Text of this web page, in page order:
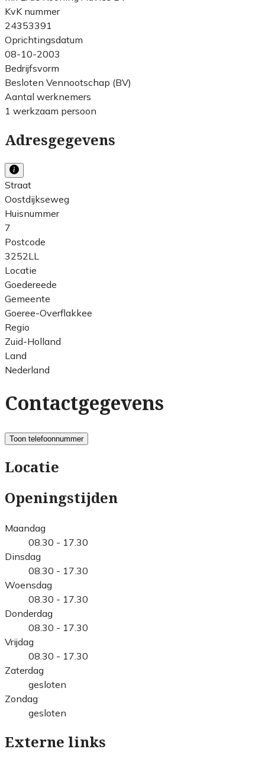
KvK nummer
24353391
Oprichtingsdatum
08-10-2003
Bedrijfsvorm
Besloten Vennootschap (BV)
Aantal werknemers
1 werkzaam persoon
Adresgegevens
Straat
Oostdijkseweg
Huisnummer
7
Postcode
3252LL
Locatie
Goedereede
Gemeente
Goeree-Overflakkee
Regio
Zuid-Holland
Land
Nederland
Contactgegevens
Toon telefoonnummer
Locatie
Openingstijden
Maandag
08.30 - 17.30
Dinsdag
08.30 - 17.30
Woensdag
08.30 - 17.30
Donderdag
08.30 - 17.30
Vrijdag
08.30 - 17.30
Zaterdag
gesloten
Zondag
gesloten
Externe links